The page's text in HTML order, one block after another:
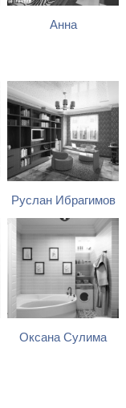
Анна
Руслан Ибрагимов
Оксана Сулима